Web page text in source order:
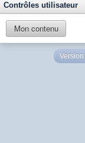
Contrôles utilisateur
Mon contenu